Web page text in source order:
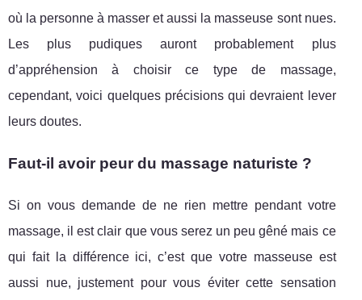
où la personne à masser et aussi la masseuse sont nues.
Les plus pudiques auront probablement plus
d’appréhension à choisir ce type de massage,
cependant, voici quelques précisions qui devraient lever
leurs doutes.
Faut-il avoir peur du massage naturiste ?
Si on vous demande de ne rien mettre pendant votre
massage, il est clair que vous serez un peu gêné mais ce
qui fait la différence ici, c’est que votre masseuse est
aussi nue, justement pour vous éviter cette sensation